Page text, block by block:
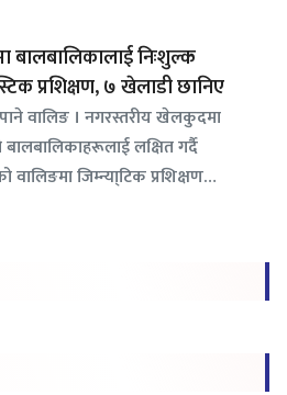
बालबालिकालाई निःशुल्क
प्रशिक्षण, ७ खेलाडी छानिए
वालिङ । नगरस्तरीय खेलकुदमा
बालबालिकाहरूलाई लक्षित गर्दै
वालिङमा जिम्न्या्टिक प्रशिक्षण…